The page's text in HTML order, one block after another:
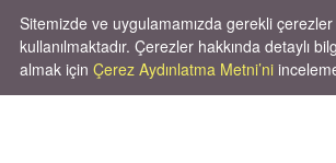
Sitemizde ve uygulamamızda gerekli çerezler
kullanılmaktadır. Çerezler hakkında detaylı
almak için Çerez Aydınlatma Metni’ni